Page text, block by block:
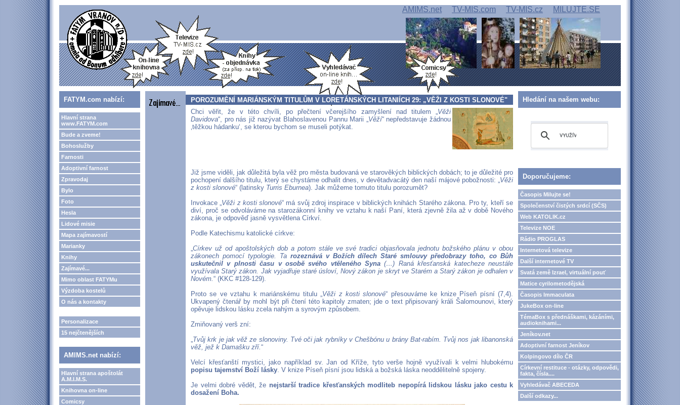
AMIMS.net TV-MIS.com TV-MIS.cz MILUJTE.SE
FATYM.com nabízí:
Hlavní strana
www.FATYM.com
Bude a zveme!
Bohoslužby
Farnosti
Adoptivní farnost
Zpravodaj
Bylo
Foto
Hesla
Lidové misie
Mapa zajímavostí
Marianky
Knihy
Zajímavé...
Mimo oblast FATYMu
Výzdoba kostelů
O nás a kontakty
Personalizace
15 nejčtenějších
AMIMS.net nabízí:
Hlavní strana apoštolát
A.M.I.M.S.
Knihovna on-line
Comicsy
POROZUMĚNÍ MARIÁNSKÝM TITULŮM V LORETÁNSKÝCH LITANIÍCH 29: „VĚŽI Z KOSTI SLONOVÉ"
Chci věřit, že v této chvíli, po přečtení včerejšího zamyšlení nad titulem „Věži
Davidova“, pro nás již nazývat Blahoslavenou Pannu Marii „Věží“ nepředstavuje žádnou
‚těžkou hádanku‘, se kterou bychom se museli potýkat.
Již jsme viděli, jak důležitá byla věž pro města budovaná ve starověkých biblických dobách; to je důležité pro
pochopení dalšího titulu, který se chystáme odhalit dnes, v devětadvacátý den naší májové pobožnosti: „Věži
z kosti slonové“ (latinsky Turris Eburnea). Jak můžeme tomuto titulu porozumět?
Invokace „Věži z kosti slonové“ má svůj zdroj inspirace v biblických knihách Starého zákona. Pro ty, kteří se
diví, proč se odvoláváme na starozákonní knihy ve vztahu k naší Paní, která zjevně žila až v době Nového
zákona, je odpověď jasně vysvětlena Církví.
Podle Katechismu katolické církve:
„Církev už od apoštolských dob a potom stále ve své tradici objasňovala jednotu božského plánu v obou
zákonech pomocí typologie. Ta rozeznává v Božích dílech Staré smlouvy předobrazy toho, co Bůh
uskutečnil v plnosti času v osobě svého vtěleného Syna (…) Raná křesťanská katecheze neustále
využívala Starý zákon. Jak vyjadřuje staré úsloví, Nový zákon je skryt ve Starém a Starý zákon je odhalen v
Novém.“ (KKC #128-129).
Proto se ve vztahu k mariánskému titulu „Věži z kosti slonové“ přesouváme ke knize Píseň písní (7,4).
Ukvapený čtenář by mohl být při čtení této kapitoly zmaten; jde o text připisovaný králi Šalomounovi, který
opěvuje lidskou lásku zcela nahým a syrovým způsobem.
Zmiňovaný verš zní:
„Tvůj krk je jak věž ze slonoviny. Tvé oči jak rybníky v Chešbónu u brány Bat-rabím. Tvůj nos jak libanonská
věž, jež k Damašku zří.“
Velcí křesťanští mystici, jako například sv. Jan od Kříže, tyto verše hojně využívali k velmi hlubokému
popisu tajemství Boží lásky. V knize Píseň písní jsou lidská a božská láska neoddělitelně spojeny.
Je velmi dobré vědět, že nejstarší tradice křesťanských modliteb nepopírá lidskou lásku jako cestu k
dosažení Boha.
Hledání na našem webu:
Doporučujeme:
Časopis Milujte se!
Společenství čistých srdcí (SČS)
Web KATOLIK.cz
Televize NOE
Rádio PROGLAS
Internetová televize
Další internetové TV
Svatá země Izrael, virtuální pouť
Matice cyrilometodějská
Časopis Immaculata
JukeBox on-line
TémaBox s přednáškami, kázáními,
audioknihami...
Jeníkov.net
Adoptivní farnost Jeníkov
Kolpingovo dílo ČR
Církevní restituce - otázky, odpovědi,
fakta, čísla....
Vyhledávač ABECEDA
Další odkazy...